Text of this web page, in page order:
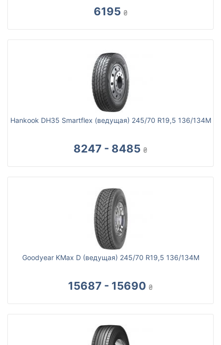
6195 ₴
Hankook DH35 Smartflex (ведущая) 245/70 R19,5 136/134M
8247 - 8485 ₴
Goodyear KMax D (ведущая) 245/70 R19,5 136/134M
15687 - 15690 ₴